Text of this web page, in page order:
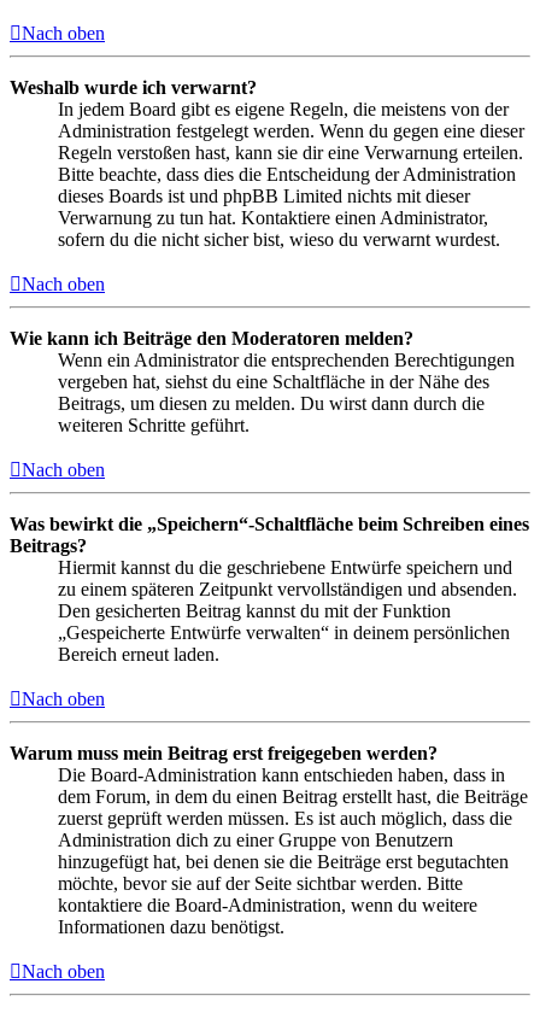
Nach oben
Weshalb wurde ich verwarnt?
In jedem Board gibt es eigene Regeln, die meistens von der
Administration festgelegt werden. Wenn du gegen eine dieser
Regeln verstoßen hast, kann sie dir eine Verwarnung erteilen.
Bitte beachte, dass dies die Entscheidung der Administration
dieses Boards ist und phpBB Limited nichts mit dieser
Verwarnung zu tun hat. Kontaktiere einen Administrator,
sofern du die nicht sicher bist, wieso du verwarnt wurdest.
Nach oben
Wie kann ich Beiträge den Moderatoren melden?
Wenn ein Administrator die entsprechenden Berechtigungen
vergeben hat, siehst du eine Schaltfläche in der Nähe des
Beitrags, um diesen zu melden. Du wirst dann durch die
weiteren Schritte geführt.
Nach oben
Was bewirkt die „Speichern“-Schaltfläche beim Schreiben eines
Beitrags?
Hiermit kannst du die geschriebene Entwürfe speichern und
zu einem späteren Zeitpunkt vervollständigen und absenden.
Den gesicherten Beitrag kannst du mit der Funktion
„Gespeicherte Entwürfe verwalten“ in deinem persönlichen
Bereich erneut laden.
Nach oben
Warum muss mein Beitrag erst freigegeben werden?
Die Board-Administration kann entschieden haben, dass in
dem Forum, in dem du einen Beitrag erstellt hast, die Beiträge
zuerst geprüft werden müssen. Es ist auch möglich, dass die
Administration dich zu einer Gruppe von Benutzern
hinzugefügt hat, bei denen sie die Beiträge erst begutachten
möchte, bevor sie auf der Seite sichtbar werden. Bitte
kontaktiere die Board-Administration, wenn du weitere
Informationen dazu benötigst.
Nach oben